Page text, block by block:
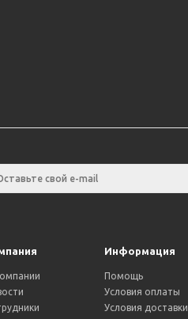
Информация
Помощь
Условия оплаты
Условия доставки